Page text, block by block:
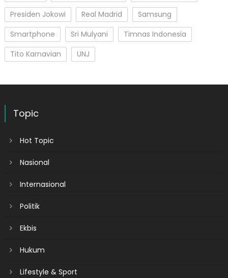
Presiden Jokowi
Real Madrid
Samsung
Smartphone
Sri Mulyani
Timnas Indonesia
Tito Karnavian
UNJ
Topic
Hot Topic
Nasional
Internasional
Politik
Ekbis
Hukum
Lifestyle & Sport